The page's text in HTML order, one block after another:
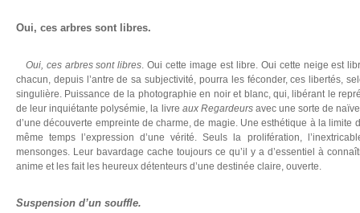
Oui, ces arbres sont libres.
Oui, ces arbres sont libres. Oui cette image est libre. Oui cette neige est
chacun, depuis l’antre de sa subjectivité, pourra les féconder, ces libertés,
singulière. Puissance de la photographie en noir et blanc, qui, libérant le
de leur inquiétante polysémie, la livre aux Regardeursavec une sorte de
d’une découverte empreinte de charme, de magie. Une esthétique à la limite
même temps l’expression d’une vérité. Seuls la prolifération,
mensonges. Leur bavardage cache toujours ce qu’il y a d’essentiel à
anime et les fait les heureux détenteurs d’une destinée claire, ouverte.
Suspension d’un souffle.